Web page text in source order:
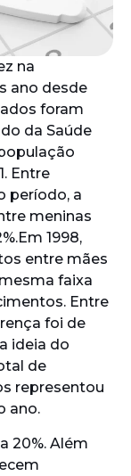
na
ano desde
foram
da Saúde
Entre
período, a
meninas
1998,
entre mães
mesma faixa
Entre
foi de
ideia do
de
representou
ano.
20%. Além